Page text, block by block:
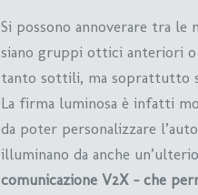
Si possono annoverare tra le
siano gruppi ottici anteriori
tanto sottili, ma soprattutto
La firma luminosa è infatti
da poter personalizzare
illuminano da anche
comunicazione V2X – che